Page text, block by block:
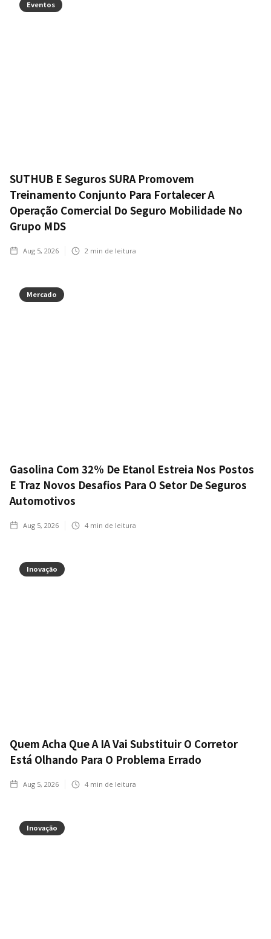
Eventos
SUTHUB E Seguros SURA Promovem
Treinamento Conjunto Para Fortalecer A
Operação Comercial Do Seguro Mobilidade No
Grupo MDS
Aug 5, 2026 2 min de leitura
Mercado
Gasolina Com 32% De Etanol Estreia Nos Postos
E Traz Novos Desafios Para O Setor De Seguros
Automotivos
Aug 5, 2026 4 min de leitura
Inovação
Quem Acha Que A IA Vai Substituir O Corretor
Está Olhando Para O Problema Errado
Aug 5, 2026 4 min de leitura
Inovação